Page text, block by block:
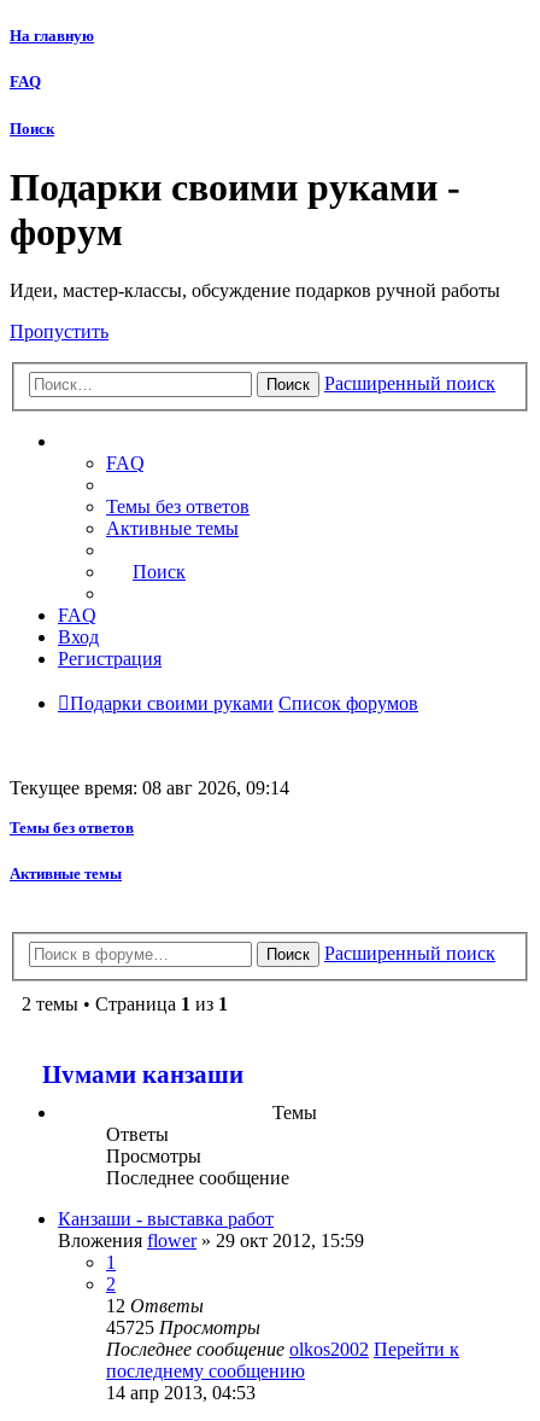
На главную
FAQ
Поиск
Подарки своими руками -
форум
Идеи, мастер-классы, обсуждение подарков ручной работы
Пропустить
Поиск Расширенный поиск
FAQ
Темы без ответов
Активные темы
Поиск
FAQ
Вход
Регистрация
Подарки своими руками Список форумов
Текущее время: 08 авг 2026, 09:14
Темы без ответов
Активные темы
Поиск Расширенный поиск
2 темы • Страница 1 из 1
Цумами канзаши
Темы
Ответы
Просмотры
Последнее сообщение
Канзаши - выставка работ
Вложения flower» 29 окт 2012, 15:59
1
2
12 Ответы
45725 Просмотры
Последнее сообщение olkos2002 Перейти к
последнему сообщению
14 апр 2013, 04:53